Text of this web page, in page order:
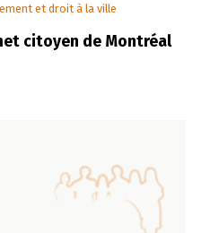
et droit à la ville
citoyen de Montréal